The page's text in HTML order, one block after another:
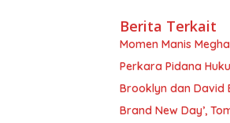
Berita Terkait
Momen Manis
Perkara Pidana
Brooklyn dan David
Brand New Day’,